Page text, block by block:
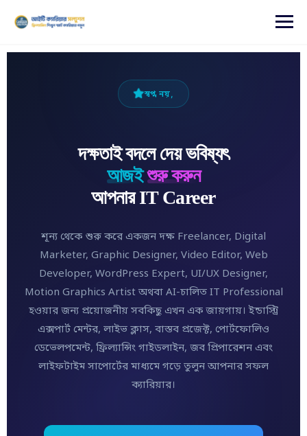
স্বপ্ন নয়,
দক্ষতাই বদলে দেয় ভবিষ্যৎ
আজই শুরু করুন
আপনার IT Career
শূন্য থেকে শুরু করে একজন দক্ষ Freelancer, Digital
Marketer, Graphic Designer, Video Editor, Web
Developer, WordPress Expert, UI/UX Designer,
Motion Graphics Artist অথবা AI-চালিত IT Professional
হওয়ার জন্য প্রয়োজনীয় সবকিছু এখন এক জায়গায়। ইন্ডাস্ট্রি
এক্সপার্ট মেন্টর, লাইভ ক্লাস, বাস্তব প্রজেক্ট, পোর্টফোলিও
ডেভেলপমেন্ট, ফ্রিল্যান্সিং গাইডলাইন, জব প্রিপারেশন এবং
লাইফটাইম সাপোর্টের মাধ্যমে গড়ে তুলুন আপনার সফল
ক্যারিয়ার।